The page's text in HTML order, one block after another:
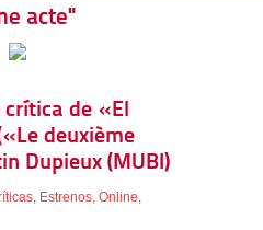
acte"
crítica de «El
deuxième
Dupieux (MUBI)
, Estrenos, Online,